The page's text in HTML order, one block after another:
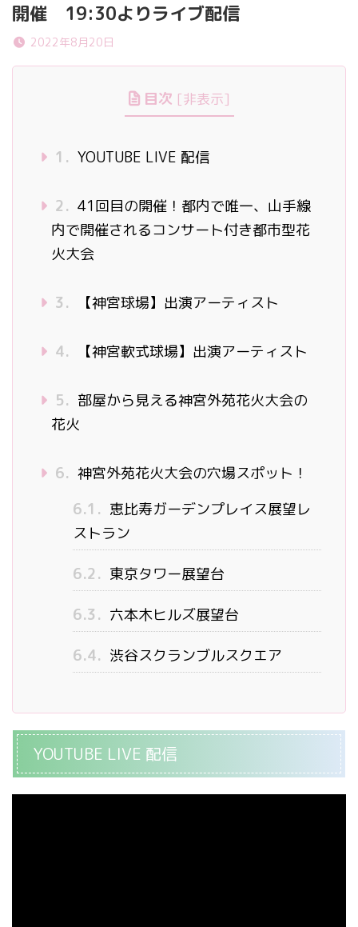
開催 19:30よりライブ配信
2022年8月20日
目次 [非表示]
1. YOUTUBE LIVE 配信
2. 41回目の開催！都内で唯一、山手線
内で開催されるコンサート付き都市型花
火大会
3. 【神宮球場】出演アーティスト
4. 【神宮軟式球場】出演アーティスト
5. 部屋から見える神宮外苑花火大会の
花火
6. 神宮外苑花火大会の穴場スポット！
6.1. 恵比寿ガーデンプレイス展望レ
ストラン
6.2. 東京タワー展望台
6.3. 六本木ヒルズ展望台
6.4. 渋谷スクランブルスクエア
YOUTUBE LIVE 配信